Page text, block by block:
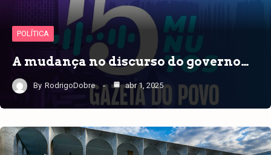
POLÍTICA
A mudança no discurso do governo…
By RodrigoDobre abr 1, 2025